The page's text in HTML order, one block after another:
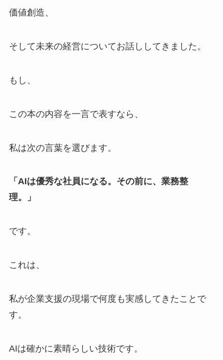
価値創造、
そして未来の経営についてお話ししてきました。
もし、
この本の内容を一言で表すなら、
私は次の言葉を選びます。
「AIは優秀な社員になる。その前に、業務整
理。」
です。
これは、
私が企業支援の現場で何度も実感してきたことで
す。
AIは確かに素晴らしい技術です。